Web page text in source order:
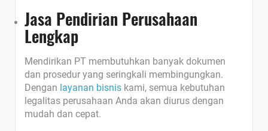
Jasa Pendirian Perusahaan
Lengkap
Mendirikan PT membutuhkan banyak dokumen
dan prosedur yang seringkali membingungkan.
Dengan layanan bisnis kami, semua kebutuhan
legalitas perusahaan Anda akan diurus dengan
mudah dan cepat.